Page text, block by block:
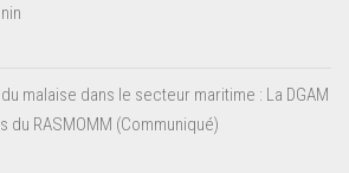
malaise dans le secteur maritime : La DGAM
RASMOMM (Communiqué)